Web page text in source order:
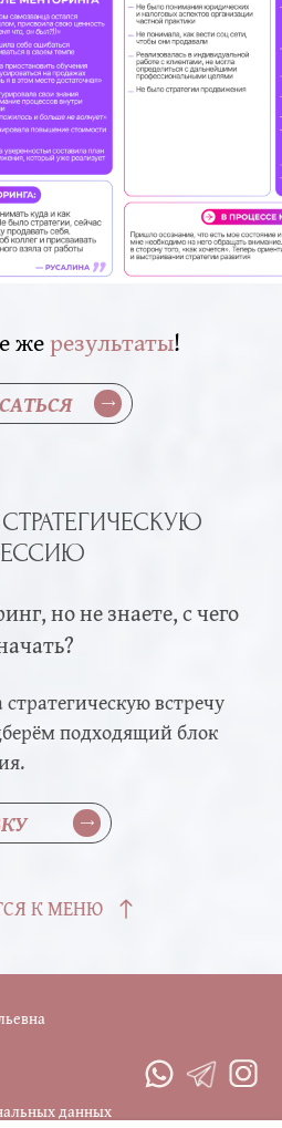
жерезультаты!
но не знаете, с чего
стратегическую встречу
подходящий блок
К МЕНЮ
данных